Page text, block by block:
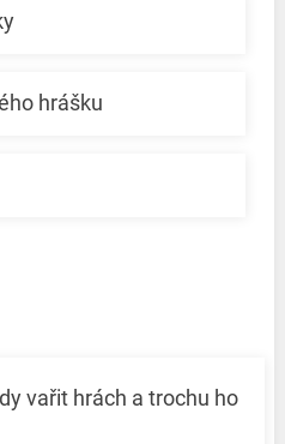
hrášku
vařit hrách a trochu ho